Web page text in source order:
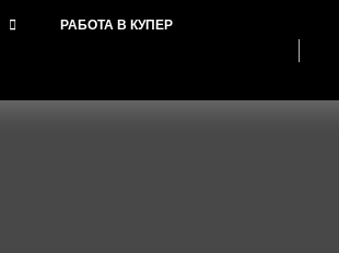
РАБОТА В КУПЕР